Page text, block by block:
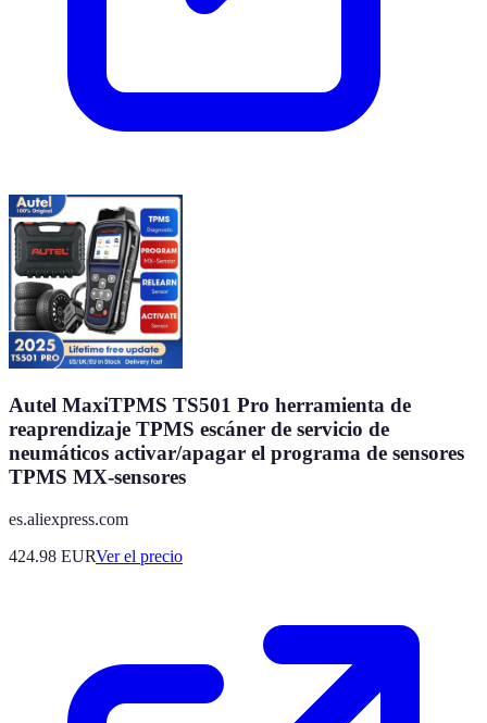
Autel MaxiTPMS TS501 Pro herramienta de
reaprendizaje TPMS escáner de servicio de
neumáticos activar/apagar el programa de sensores
TPMS MX-sensores
es.aliexpress.com
424.98 EURVer el precio